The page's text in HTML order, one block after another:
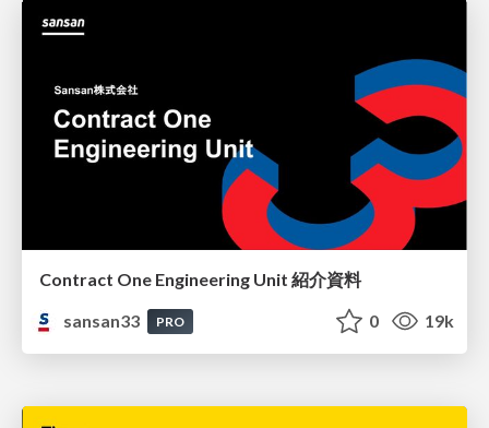
Contract One Engineering Unit 紹介資料
sansan33
PRO 0 19k